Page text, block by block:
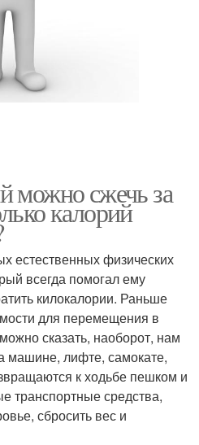
можно сжечь за
калорий
естественных физических
всегда помогал ему
килокалории. Раньше
для перемещения в
сказать, наоборот, нам
машине, лифте, самокате,
к ходьбе пешком и
транспортные средства,
сбросить вес и